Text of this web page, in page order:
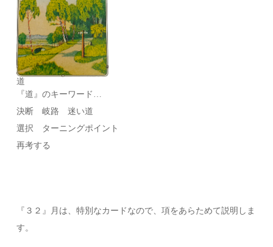
道
『道』のキーワード…
決断 岐路 迷い道
選択 ターニングポイント
再考する
『３２』月は、特別なカードなので、項をあらためて説明しま
す。